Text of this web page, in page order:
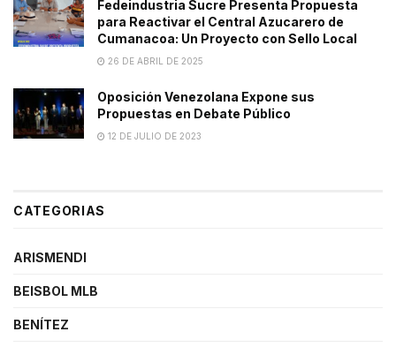
Fedeindustria Sucre Presenta Propuesta
para Reactivar el Central Azucarero de
Cumanacoa: Un Proyecto con Sello Local
26 DE ABRIL DE 2025
Oposición Venezolana Expone sus
Propuestas en Debate Público
12 DE JULIO DE 2023
CATEGORIAS
ARISMENDI
BEISBOL MLB
BENÍTEZ